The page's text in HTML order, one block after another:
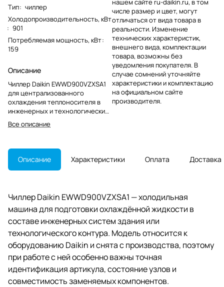
Тип: чиллер
Холодопроизводительность, кВт
: 901
Потребляемая мощность, кВт:
159
Описание
Чиллер Daikin EWWD900VZXSA1
для централизованного
охлаждения теплоносителя в
инженерных и технологических
системах. Модель снята с
производства; при подборе
Все описание
нашем сайте ru-daikin.ru, в том
числе размер и цвет, могут
отличаться от вида товара в
реальности. Изменение
технических характеристик,
внешнего вида, комплектации
товара, возможны без
уведомления покупателя. В
случае сомнений уточняйте
характеристики и комплектацию
на официальном сайте
производителя.
Описание Характеристики Оплата Доставка
Чиллер Daikin EWWD900VZXSA1 — холодильная
машина для подготовки охлаждённой жидкости в
составе инженерных систем здания или
технологического контура. Модель относится к
оборудованию Daikin и снята с производства, поэтому
при работе с ней особенно важны точная
идентификация артикула, состояние узлов и
совместимость заменяемых компонентов.